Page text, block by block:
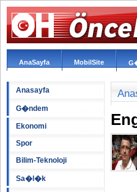
AnaSayfa MobilSite
Anasayfa
G�ndem
Ekonomi
Spor
Bilim-Teknoloji
Sa�l�k